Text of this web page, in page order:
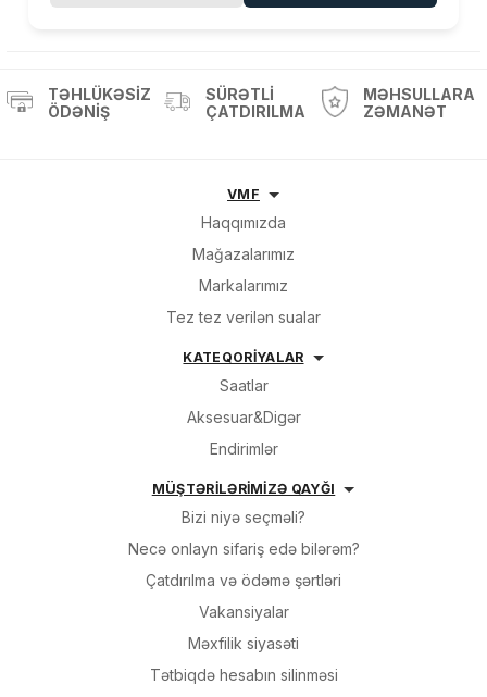
TƏHLÜKƏSIZ
ÖDƏNIŞ
SÜRƏTLI
ÇATDIRILMA
MƏHSULLARA
ZƏMANƏT
VMF
Haqqımızda
Mağazalarımız
Markalarımız
Tez tez verilən sualar
KATEQORİYALAR
Saatlar
Aksesuar&Digər
Endirimlər
MÜŞTƏRİLƏRİMİZƏ QAYĞI
Bizi niyə seçməli?
Necə onlayn sifariş edə bilərəm?
Çatdırılma və ödəmə şərtləri
Vakansiyalar
Məxfilik siyasəti
Tətbiqdə hesabın silinməsi